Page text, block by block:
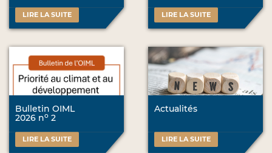
LIRE LA SUITE LIRE LA SUITE
Bulletin OIML
2026 no 2
LIRE LA SUITE
Actualités
LIRE LA SUITE